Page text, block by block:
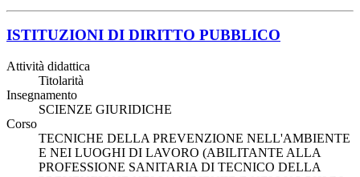
ISTITUZIONI DI DIRITTO PUBBLICO
Attività didattica
Titolarità
Insegnamento
SCIENZE GIURIDICHE
Corso
TECNICHE DELLA PREVENZIONE NELL'AMBIENTE
E NEI LUOGHI DI LAVORO (ABILITANTE ALLA
PROFESSIONE SANITARIA DI TECNICO DELLA